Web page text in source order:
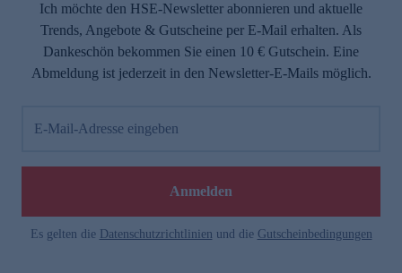
Ich möchte den HSE-Newsletter abonnieren und aktuelle
Trends, Angebote & Gutscheine per E-Mail erhalten. Als
Dankeschön bekommen Sie einen 10 € Gutschein. Eine
Abmeldung ist jederzeit in den Newsletter-E-Mails möglich.
E-Mail-Adresse eingeben
Anmelden
Es gelten die Datenschutzrichtlinien und die Gutscheinbedingungen